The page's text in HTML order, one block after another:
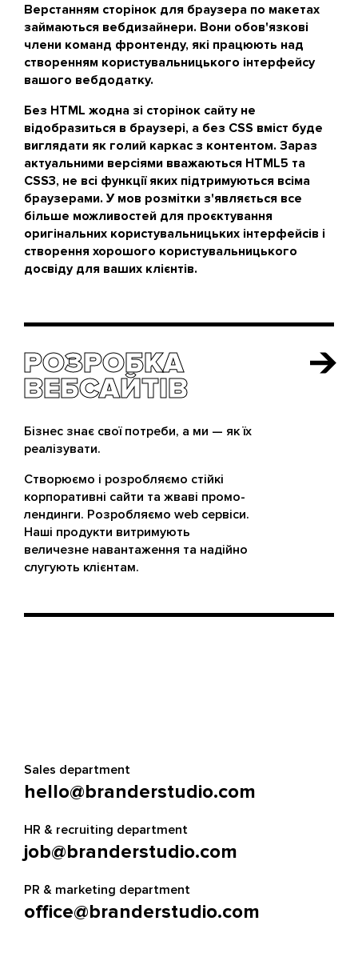
Верстанням сторінок для браузера по макетах
займаються вебдизайнери. Вони обов'язкові
члени команд фронтенду, які працюють над
створенням користувальницького інтерфейсу
вашого вебдодатку.
Без HTML жодна зі сторінок сайту не
відобразиться в браузері, а без CSS вміст буде
виглядати як голий каркас з контентом. Зараз
актуальними версіями вважаються HTML5 та
CSS3, не всі функції яких підтримуються всіма
браузерами. У мов розмітки з'являється все
більше можливостей для проєктування
оригінальних користувальницьких інтерфейсів і
створення хорошого користувальницького
досвіду для ваших клієнтів.
РОЗРОБКА
ВЕБСАЙТІВ
РОЗРОБКА
ВЕБСАЙТІВ
Бізнес знає свої потреби, а ми — як їх
реалізувати.
Створюємо і розробляємо стійкі
корпоративні сайти та жваві промо-
лендинги. Розробляємо web сервіси.
Наші продукти витримують
величезне навантаження та надійно
слугують клієнтам.
Sales department
hello@branderstudio.com
HR & recruiting department
job@branderstudio.com
PR & marketing department
office@branderstudio.com